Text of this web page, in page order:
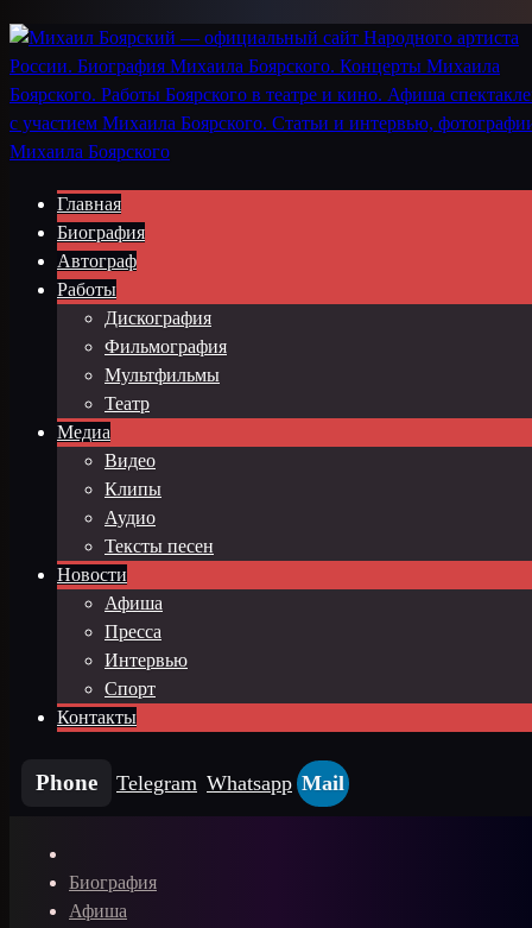
Главная
Биография
Автограф
Работы
Дискография
Фильмография
Мультфильмы
Театр
Медиа
Видео
Клипы
Аудио
Тексты песен
Новости
Афиша
Пресса
Интервью
Спорт
Контакты
Phone Telegram Whatsapp Mail
Биография
Афиша